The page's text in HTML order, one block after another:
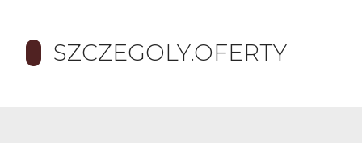
SZCZEGOLY.OFERTY